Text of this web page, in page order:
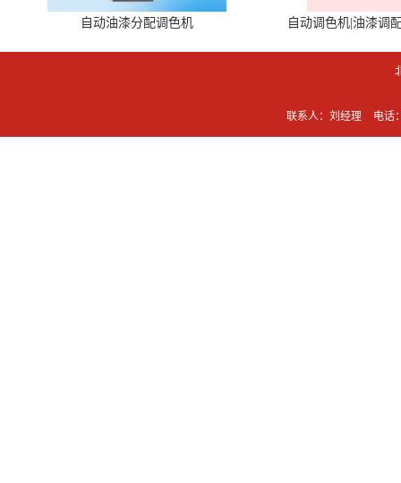
自动油漆分配调色机 自动调色机|油漆调
联系人：刘经理 电话